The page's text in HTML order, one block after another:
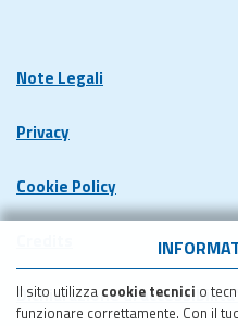
Il sito utilizza cookie tecnici o
funzionare correttamente. Con il
Note Legali
Privacy
Cookie Policy
Dichiarazione di accessibilita'